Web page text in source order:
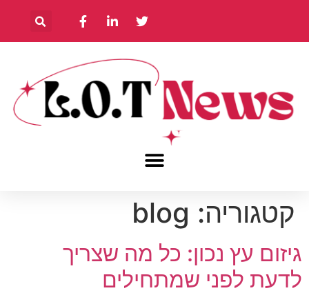
קטגוריה: blog
גיזום עץ נכון: כל מה שצריך
לדעת לפני שמתחילים